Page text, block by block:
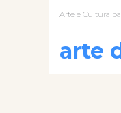
Arte e Cultura
arte